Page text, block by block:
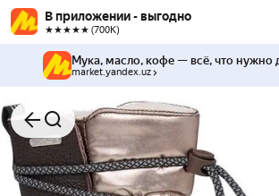
В приложении - выгодно
★★★★★ (700К)
Мука, масло, кофе — всё, что нужно
market.yandex.uz